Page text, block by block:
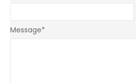
Message*